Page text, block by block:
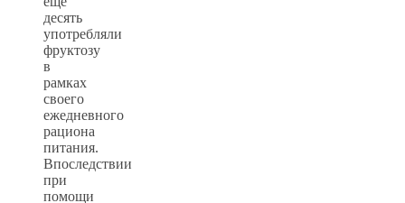
десять
употребляли
фруктозу
в
рамках
своего
ежедневного
рациона
питания.
Впоследствии
при
помощи